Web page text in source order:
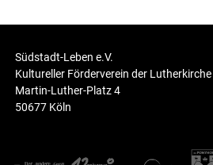
Südstadt-Leben e.V.
Kultureller Förderverein der Lutherkirche
Martin-Luther-Platz 4
50677 Köln